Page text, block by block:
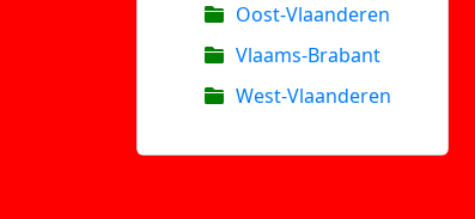
Oost-Vlaanderen
Vlaams-Brabant
West-Vlaanderen